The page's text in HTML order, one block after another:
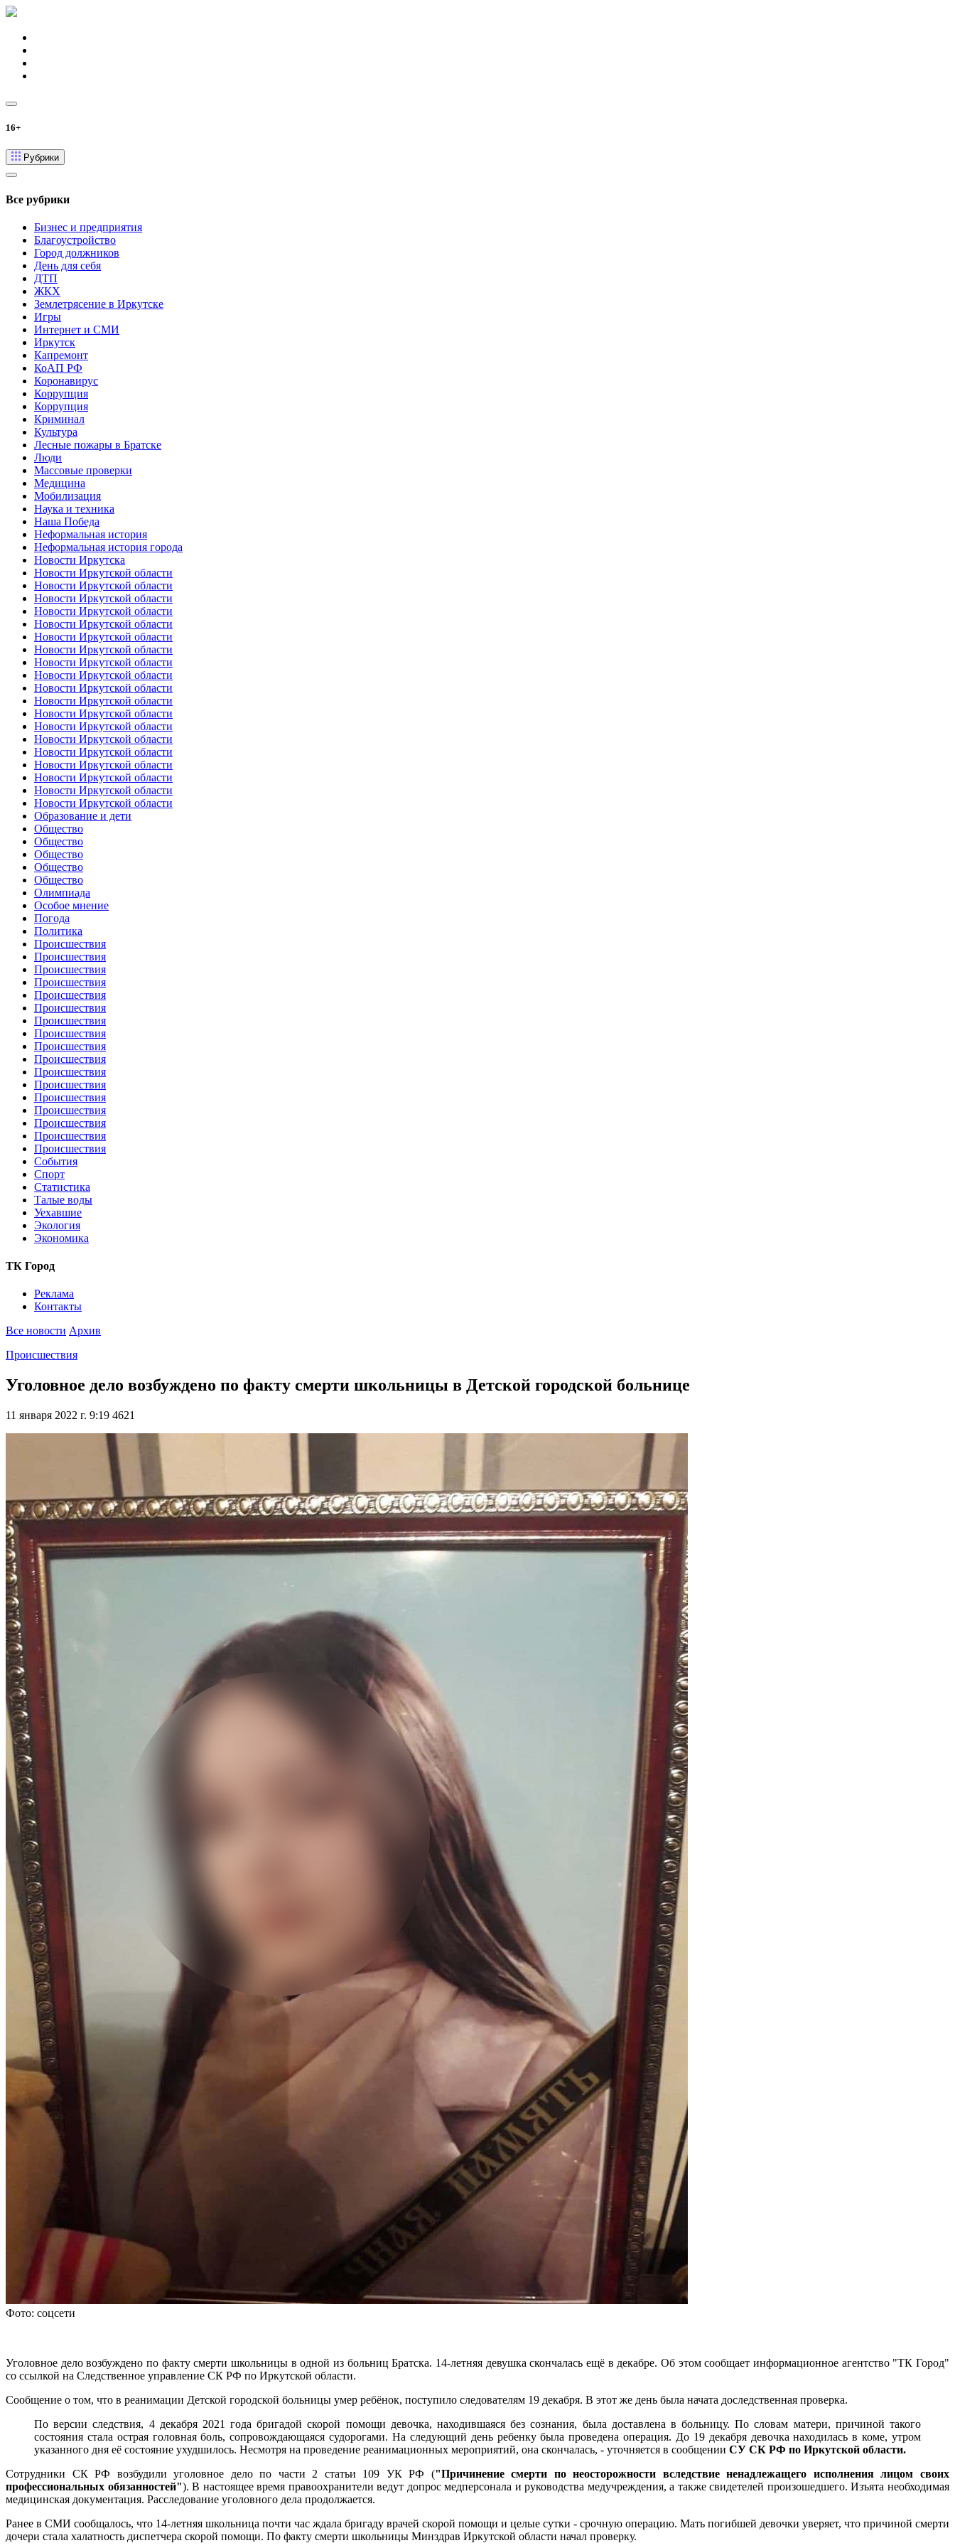
16+
Рубрики
Все рубрики
Бизнес и предприятия
Благоустройство
Город должников
День для себя
ДТП
ЖКХ
Землетрясение в Иркутске
Игры
Интернет и СМИ
Иркутск
Капремонт
КоАП РФ
Коронавирус
Коррупция
Коррупция
Криминал
Культура
Лесные пожары в Братске
Люди
Массовые проверки
Медицина
Мобилизация
Наука и техника
Наша Победа
Неформальная история
Неформальная история города
Новости Иркутска
Новости Иркутской области
Новости Иркутской области
Новости Иркутской области
Новости Иркутской области
Новости Иркутской области
Новости Иркутской области
Новости Иркутской области
Новости Иркутской области
Новости Иркутской области
Новости Иркутской области
Новости Иркутской области
Новости Иркутской области
Новости Иркутской области
Новости Иркутской области
Новости Иркутской области
Новости Иркутской области
Новости Иркутской области
Новости Иркутской области
Новости Иркутской области
Образование и дети
Общество
Общество
Общество
Общество
Общество
Олимпиада
Особое мнение
Погода
Политика
Происшествия
Происшествия
Происшествия
Происшествия
Происшествия
Происшествия
Происшествия
Происшествия
Происшествия
Происшествия
Происшествия
Происшествия
Происшествия
Происшествия
Происшествия
Происшествия
Происшествия
События
Спорт
Статистика
Талые воды
Уехавшие
Экология
Экономика
ТК Город
Реклама
Контакты
Все новости Архив
Происшествия
Уголовное дело возбуждено по факту смерти школьницы в Детской городской больнице
11 января 2022 г. 9:19 4621
Фото: соцсети
Уголовное дело возбуждено по факту смерти школьницы в одной из больниц Братска. 14-летняя девушка скончалась ещё в декабре. Об этом сообщает информационное агентство "ТК Город"
со ссылкой на Следственное управление СК РФ по Иркутской области.
Сообщение о том, что в реанимации Детской городской больницы умер ребёнок, поступило следователям 19 декабря. В этот же день была начата доследственная проверка.
По версии следствия, 4 декабря 2021 года бригадой скорой помощи девочка, находившаяся без сознания, была доставлена в больницу. По словам матери, причиной такого
состояния стала острая головная боль, сопровождающаяся судорогами. На следующий день ребенку была проведена операция. До 19 декабря девочка находилась в коме, утром
указанного дня её состояние ухудшилось. Несмотря на проведение реанимационных мероприятий, она скончалась, - уточняется в сообщении СУ СК РФ по Иркутской области.
Сотрудники СК РФ возбудили уголовное дело по части 2 статьи 109 УК РФ ("Причинение смерти по неосторожности вследствие ненадлежащего исполнения лицом своих
профессиональных обязанностей"). В настоящее время правоохранители ведут допрос медперсонала и руководства медучреждения, а также свидетелей произошедшего. Изъята необходимая
медицинская документация. Расследование уголовного дела продолжается.
Ранее в СМИ сообщалось, что 14-летняя школьница почти час ждала бригаду врачей скорой помощи и целые сутки - срочную операцию. Мать погибшей девочки уверяет, что причиной смерти
дочери стала халатность диспетчера скорой помощи. По факту смерти школьницы Минздрав Иркутской области начал проверку.